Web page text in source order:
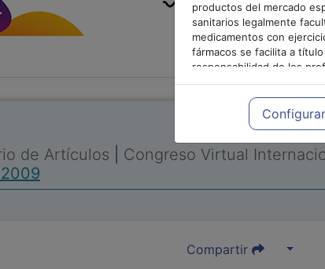
productos del mercado
sanitarios legalmente
medicamentos con
fármacos se facilita a
responsabilidad de los
medicamentos y decidir,
adecuado a las
de Artículos Congreso Virtual
Compartir